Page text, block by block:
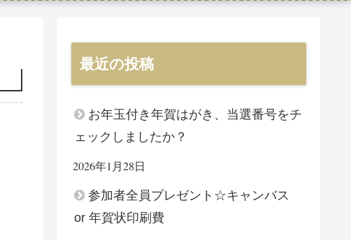
最近の投稿
お年玉付き年賀はがき、当選番号をチ
ェックしましたか？
2026年1月28日
参加者全員プレゼント☆キャンバス
or 年賀状印刷費